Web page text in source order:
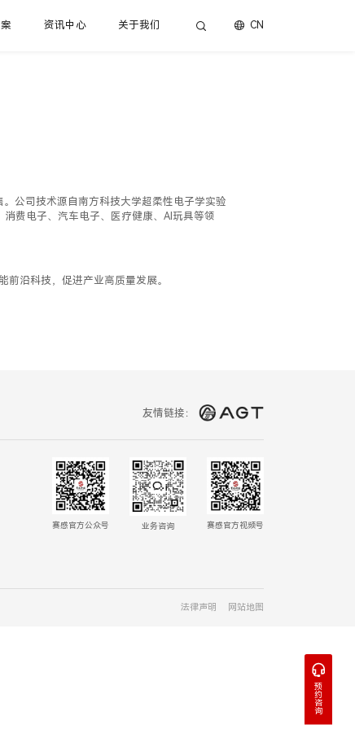
资讯中心 关于我们 CN
预
约
咨
询
公司技术源自南方科技大学超柔性电子学实验
费电子、汽车电子、医疗健康、AI玩具等领
沿科技，促进产业高质量发展。
友情链接：
赛感官方公众号 业务咨询 赛感官方视频号
法律声明 网站地图